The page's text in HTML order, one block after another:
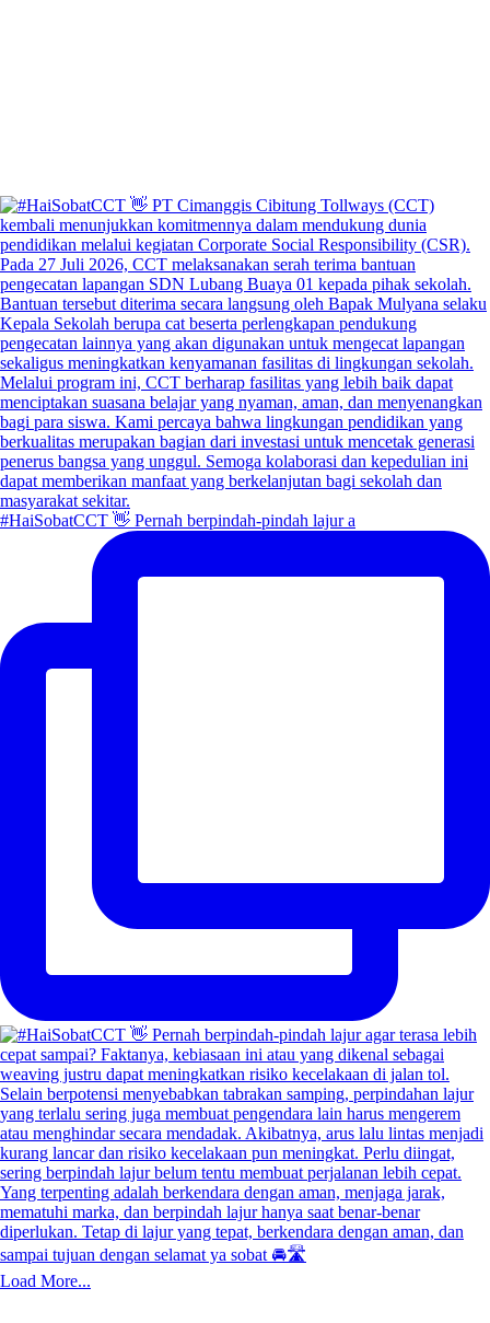
#HaiSobatCCT 👋 Pernah berpindah-pindah lajur a
Load More...